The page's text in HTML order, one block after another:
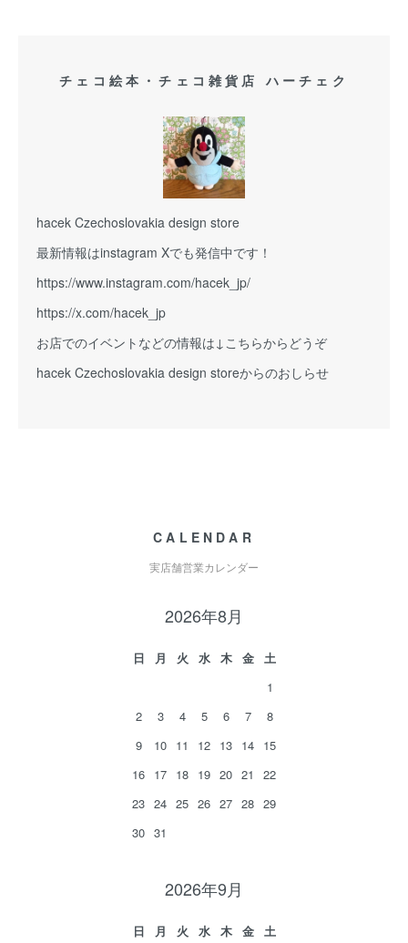
チェコ絵本・チェコ雑貨店 ハーチェク
hacek Czechoslovakia design store
最新情報はinstagram Xでも発信中です！
https://www.instagram.com/hacek_jp/
https://x.com/hacek_jp
お店でのイベントなどの情報は↓こちらからどうぞ
hacek Czechoslovakia design storeからのおしらせ
CALENDAR
実店舗営業カレンダー
2026年8月
日 月 火 水 木 金
土
1
2
3 4 5 6 7
8
9
10 11 12 13 14 15
16 17 18 19 20 21
22
23 24 25 26 27 28 29
30 31
2026年9月
日 月 火 水 木 金
土